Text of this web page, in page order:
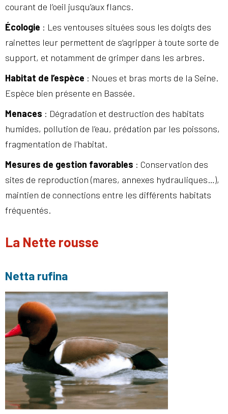
courant de l’oeil jusqu’aux flancs.
Écologie : Les ventouses situées sous les doigts des
rainettes leur permettent de s’agripper à toute sorte de
support, et notamment de grimper dans les arbres.
Habitat de l’espèce : Noues et bras morts de la Seine.
Espèce bien présente en Bassée.
Menaces : Dégradation et destruction des habitats
humides, pollution de l’eau, prédation par les poissons,
fragmentation de l’habitat.
Mesures de gestion favorables : Conservation des
sites de reproduction (mares, annexes hydrauliques…),
maintien de connections entre les différents habitats
fréquentés.
La Nette rousse
Netta rufina